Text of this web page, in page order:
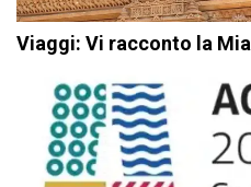
Viaggi: Vi racconto la